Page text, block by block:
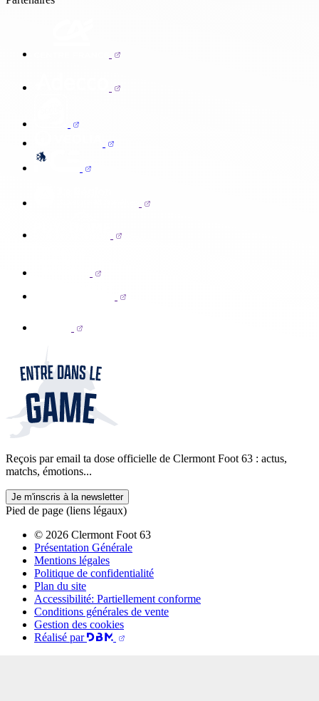
Reçois par email ta dose officielle de Clermont Foot 63 : actus,
matchs, émotions...
Je m'inscris à la newsletter
Pied de page (liens légaux)
© 2026 Clermont Foot 63
Présentation Générale
Mentions légales
Politique de confidentialité
Plan du site
Accessibilité: Partiellement conforme
Conditions générales de vente
Gestion des cookies
Réalisé par